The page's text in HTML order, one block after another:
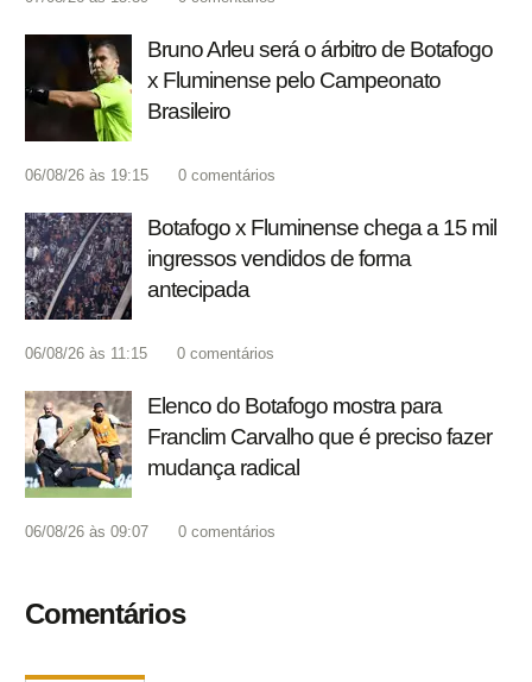
Bruno Arleu será o árbitro de Botafogo
x Fluminense pelo Campeonato
Brasileiro
06/08/26 às 19:15 0 comentários
Botafogo x Fluminense chega a 15 mil
ingressos vendidos de forma
antecipada
06/08/26 às 11:15 0 comentários
Elenco do Botafogo mostra para
Franclim Carvalho que é preciso fazer
mudança radical
06/08/26 às 09:07 0 comentários
Comentários